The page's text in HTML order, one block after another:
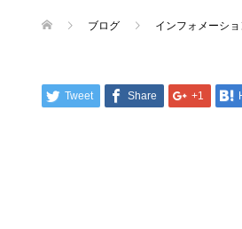
ブログ インフォメーショ
Tweet Share +1